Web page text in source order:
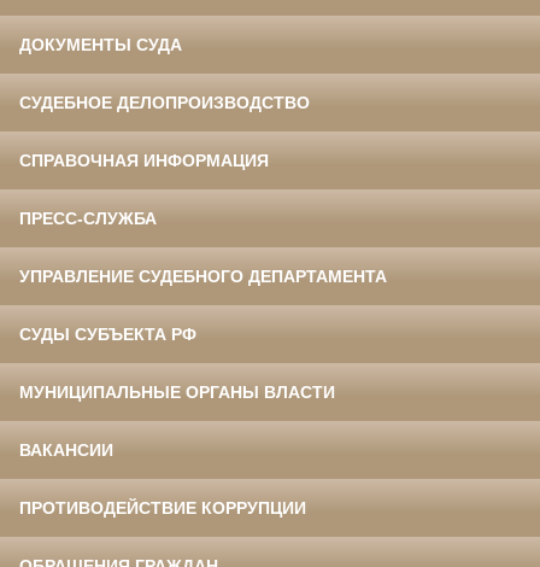
ДОКУМЕНТЫ СУДА
СУДЕБНОЕ ДЕЛОПРОИЗВОДСТВО
СПРАВОЧНАЯ ИНФОРМАЦИЯ
ПРЕСС-СЛУЖБА
УПРАВЛЕНИЕ СУДЕБНОГО ДЕПАРТАМЕНТА
СУДЫ СУБЪЕКТА РФ
МУНИЦИПАЛЬНЫЕ ОРГАНЫ ВЛАСТИ
ВАКАНСИИ
ПРОТИВОДЕЙСТВИЕ КОРРУПЦИИ